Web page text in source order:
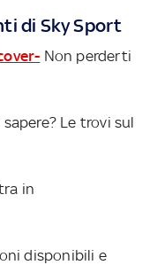
di Sky Sport
Non perderti
Le trovi sul
in
disponibili e